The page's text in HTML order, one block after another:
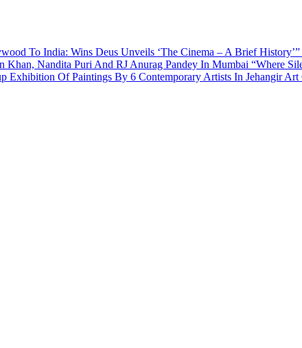
To India: Wins Deus Unveils ‘The Cinema – A Brief
Khan, Nandita Puri And RJ Anurag Pandey In Mumbai “Where
Exhibition Of Paintings By 6 Contemporary Artists In Jehangir Art